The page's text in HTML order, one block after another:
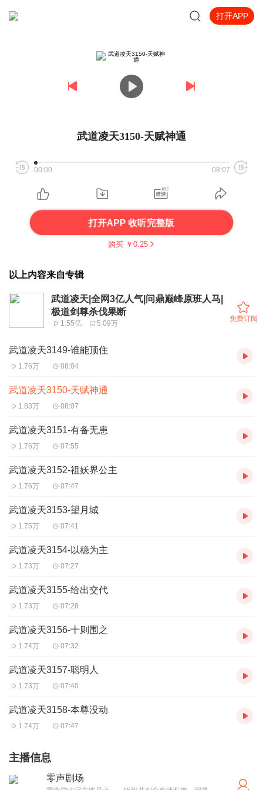
打开APP
武道凌天3150-天赋神通
00:00 08:07
打开APP 收听完整版
购买 ￥ 0.25
以上内容来自专辑
武道凌天|全网3亿人气|问鼎巅峰原班人马|
极道剑尊杀伐果断
1.55亿 5.09万
免费订阅
武道凌天3149-谁能顶住
1.76万 08:04
武道凌天3150-天赋神通
1.83万 08:07
武道凌天3151-有备无患
1.76万 07:55
武道凌天3152-祖妖界公主
1.76万 07:47
武道凌天3153-望月城
1.75万 07:41
武道凌天3154-以稳为主
1.73万 07:27
武道凌天3155-给出交代
1.73万 07:28
武道凌天3156-十则围之
1.74万 07:32
武道凌天3157-聪明人
1.73万 07:40
武道凌天3158-本尊没动
1.74万 07:47
主播信息
零声剧场